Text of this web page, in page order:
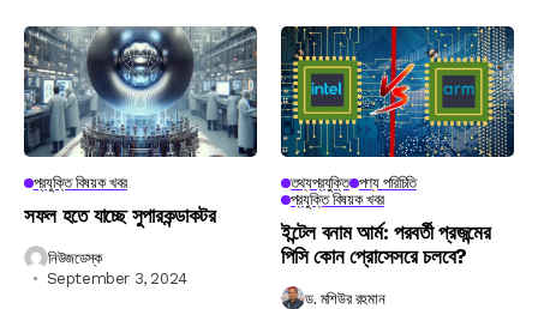
প্রযুক্তি বিষয়ক খবর
সফল হতে যাচ্ছে সুপারকন্ডাকটর
নিউজডেস্ক
September 3, 2024
তথ্যপ্রযুক্তি পণ্য পরিচিতি
প্রযুক্তি বিষয়ক খবর
ইন্টেল বনাম আর্ম: পরবর্তী প্রজন্মের
পিসি কোন প্রোসেসরে চলবে?
ড. মশিউর রহমান